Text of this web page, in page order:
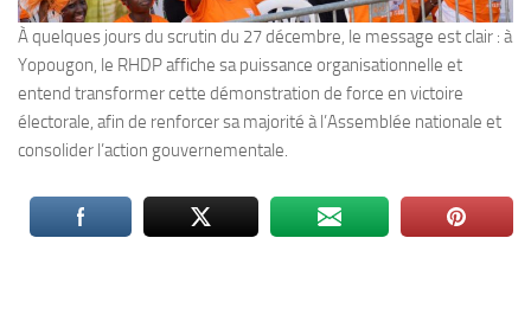
À quelques jours du scrutin du 27 décembre, le message est clair : à
Yopougon, le RHDP affiche sa puissance organisationnelle et
entend transformer cette démonstration de force en victoire
électorale, afin de renforcer sa majorité à l’Assemblée nationale et
consolider l’action gouvernementale.